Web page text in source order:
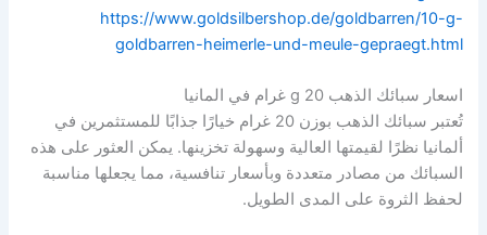
https://www.goldsilbershop.de/goldbarren/10-g-
goldbarren-heimerle-und-meule-gepraegt.html
اسعار سبائك الذهب 20 g غرام في المانيا
تُعتبر سبائك الذهب بوزن 20 غرام خيارًا جذابًا للمستثمرين في
ألمانيا نظرًا لقيمتها العالية وسهولة تخزينها. يمكن العثور على هذه
السبائك من مصادر متعددة وبأسعار تنافسية، مما يجعلها مناسبة
لحفظ الثروة على المدى الطويل.